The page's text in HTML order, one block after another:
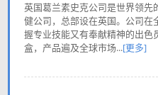
英国葛兰素史克公司是世界领
健公司，总部设在英国。公司在
握专业技能又有奉献精神的出色
盒，产品遍及全球市场...[更多]